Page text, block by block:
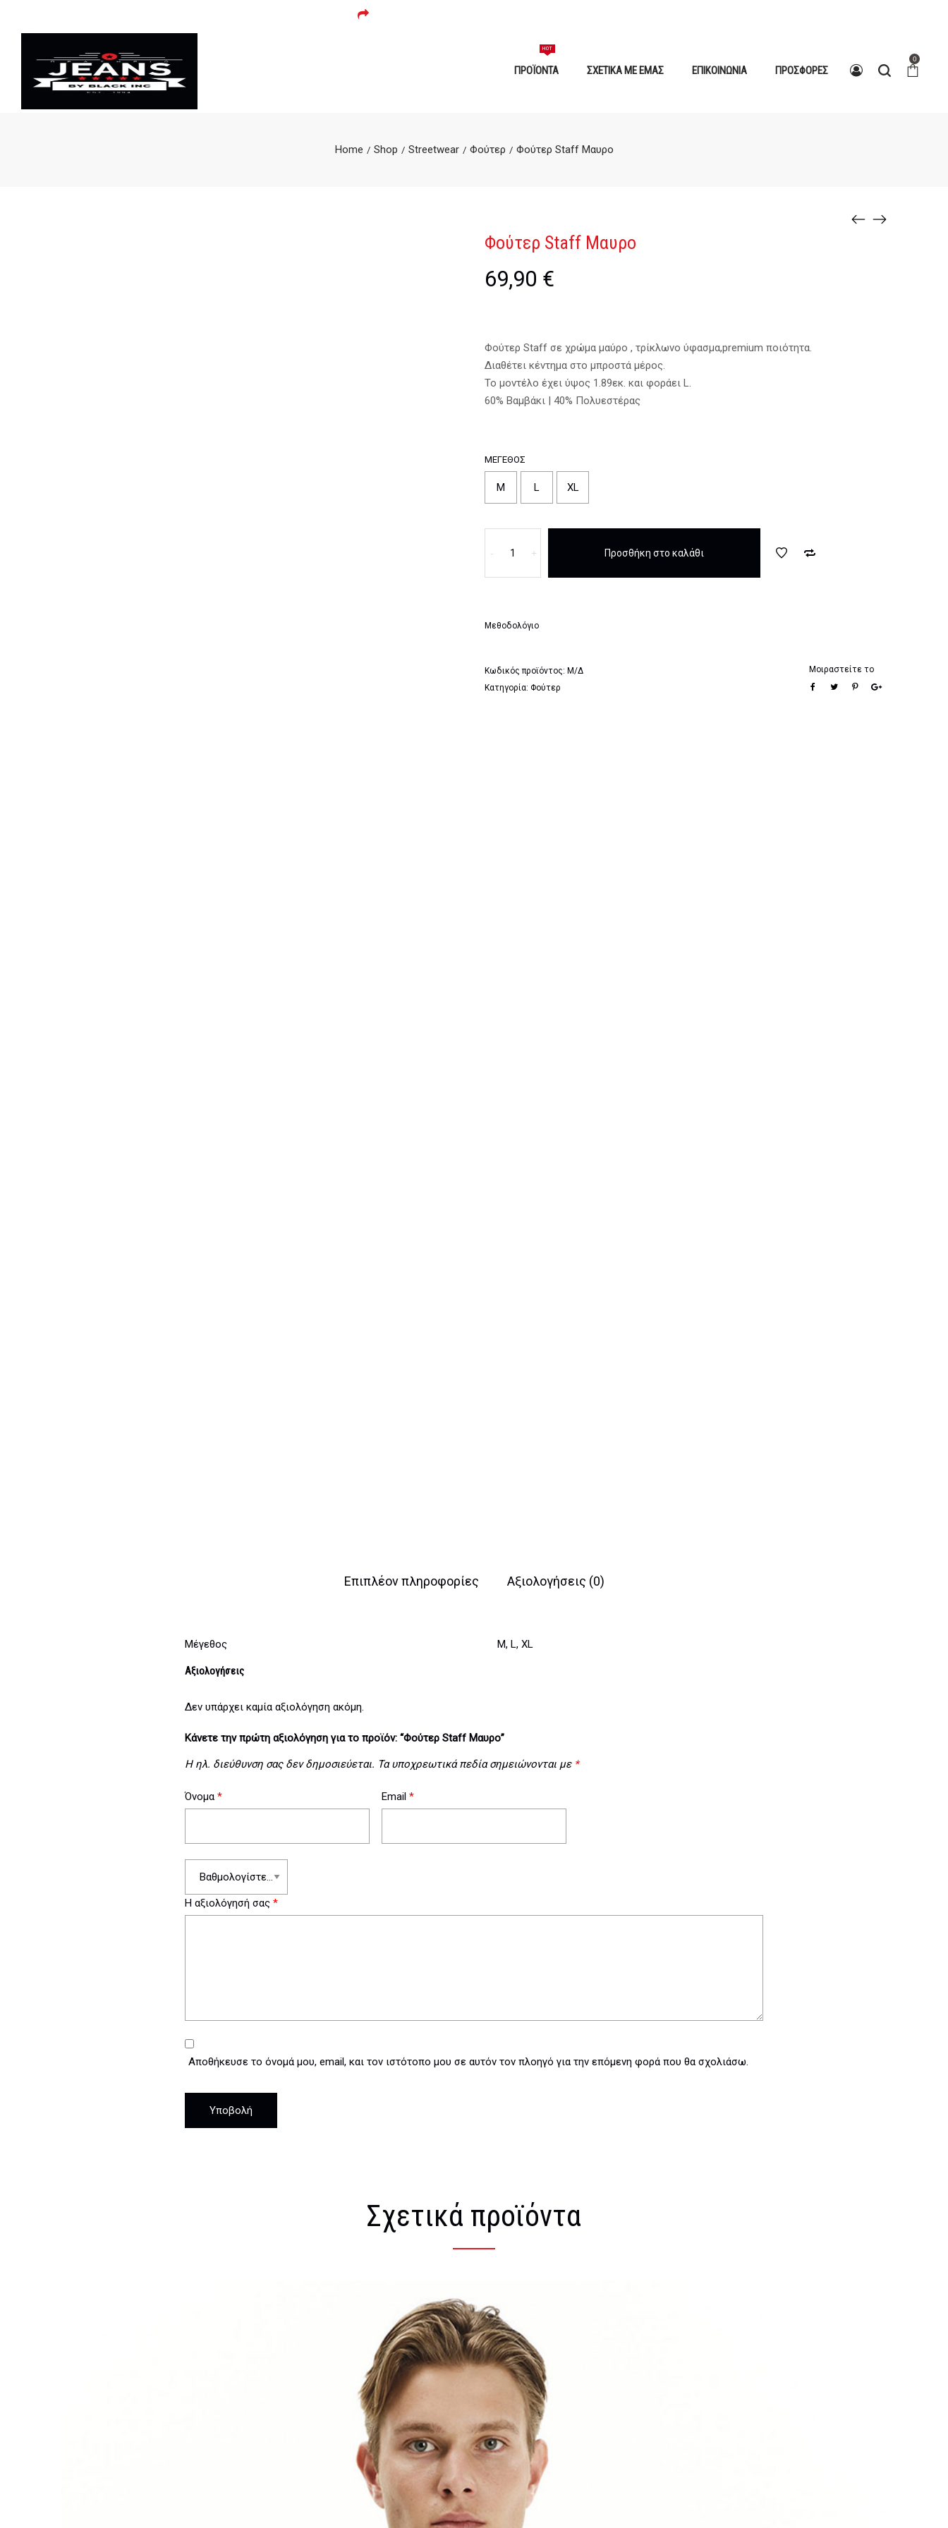
0
ΠΡΟΪΌΝΤΑ
HOT
ΣΧΕΤΙΚΆ ΜΕ ΕΜΆΣ ΕΠΙΚΟΙΝΩΝΊΑ ΠΡΟΣΦΟΡΈΣ
Home / Shop / Streetwear / Φούτερ / Φούτερ Staff Μαυρο
Φούτερ Staff Μαυρο
69,90 €
Φούτερ Staff σε χρώμα μαύρο , τρίκλωνο ύφασμα,premium ποιότητα.
Διαθέτει κέντημα στο μπροστά μέρος.
Το μοντέλο έχει ύψος 1.89εκ. και φοράει L.
60% Βαμβάκι | 40% Πολυεστέρας
ΜΈΓΕΘΟΣ
M L XL
-
Staff
+ Προσθήκη στο καλάθι
Μεθοδολόγιο
Κωδικός προϊόντος: Μ/Δ
Κατηγορία: Φούτερ
Μοιραστείτε το
Επιπλέον πληροφορίες Αξιολογήσεις (0)
Μέγεθος M, L, XL
Αξιολογήσεις
Δεν υπάρχει καμία αξιολόγηση ακόμη.
Κάνετε την πρώτη αξιολόγηση για το προϊόν: “Φούτερ Staff Μαυρο”
Η ηλ. διεύθυνση σας δεν δημοσιεύεται. Τα υποχρεωτικά πεδία σημειώνονται με *
Όνομα * Email *
Η αξιολόγησή σας *
Αποθήκευσε το όνομά μου, email, και τον ιστότοπο μου σε αυτόν τον πλοηγό για την επόμενη φορά που θα σχολιάσω.
Σχετικά προϊόντα